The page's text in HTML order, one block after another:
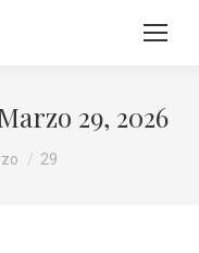
29, 2026
29